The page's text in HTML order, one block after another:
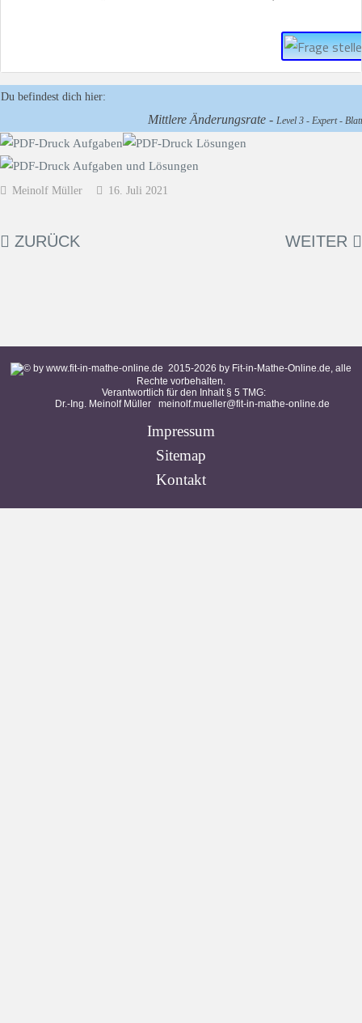
Du befindest dich hier:
Mittlere Änderungsrate - Level 3 - Expert -
Meinolf Müller 16. Juli 2021
ZURÜCK WEITER
2015-2026 by Fit-in-Mathe-Online.de, alle
Rechte vorbehalten.
Verantwortlich für den Inhalt § 5 TMG:
Dr.-Ing. Meinolf Müller meinolf.mueller@fit-in-mathe-online.de
Impressum
Sitemap
Kontakt